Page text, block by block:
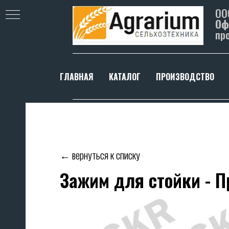
ГЛАВНАЯ КАТАЛОГ ПРОИЗВОДСТВО
← вернуться к списку
Зажим для стойки -